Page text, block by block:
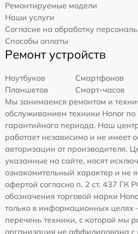
Ремонтируемые модели
Наши услуги
Согласие на обработку
Способы оплаты
Ремонт устройств
Ноутбуков
Смартфонов
Планшетов
Смарт-часов
Мы занимаемся ремонтом и
обслуживанием техники Honor по
гарантийного периода. Наш
работает независимо и не имеет
авторизации от производителя.
указанные на сайте, носят
ознакомительный характер и не
офертой согласно п. 2 ст. 437 ГК
обозначения торговой марки
только в информационных целях
перечень техники, с которой мы
организация не аффилирована с